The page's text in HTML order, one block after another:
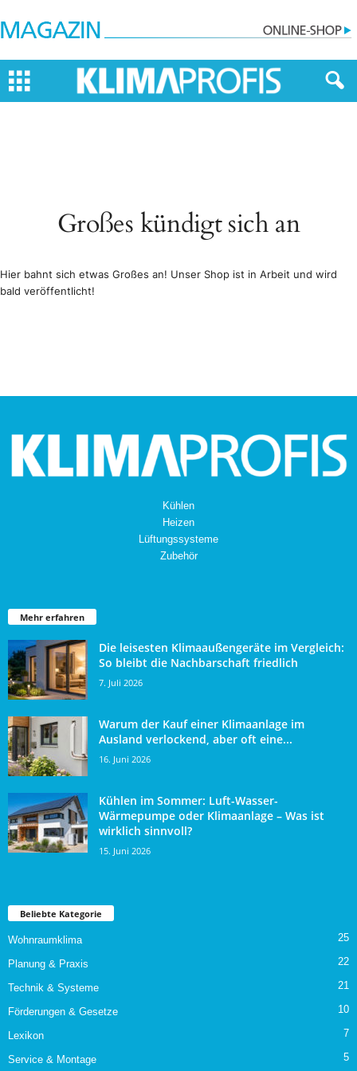
Großes kündigt sich an
Hier bahnt sich etwas Großes an! Unser Shop ist in Arbeit und wird
bald veröffentlicht!
Kühlen
Heizen
Lüftungssysteme
Zubehör
Mehr erfahren
Die leisesten Klimaaußengeräte im Vergleich:
So bleibt die Nachbarschaft friedlich
7. Juli 2026
Warum der Kauf einer Klimaanlage im
Ausland verlockend, aber oft eine...
16. Juni 2026
Kühlen im Sommer: Luft-Wasser-
Wärmepumpe oder Klimaanlage – Was ist
wirklich sinnvoll?
15. Juni 2026
Beliebte Kategorie
Wohnraumklima 25
Planung & Praxis 22
Technik & Systeme 21
Förderungen & Gesetze 10
Lexikon 7
Service & Montage 5